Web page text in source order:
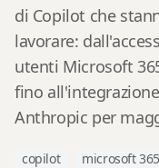
di Copilot che
lavorare:
utenti Microsoft
fino
Anthropic per
copilot microsoft 365